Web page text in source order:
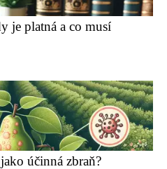
je platná a co musí
účinná zbraň?